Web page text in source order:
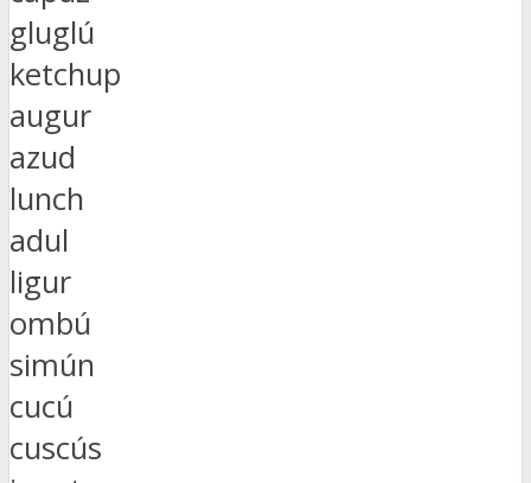
gluglú
ketchup
augur
azud
lunch
adul
ligur
ombú
simún
cucú
cuscús